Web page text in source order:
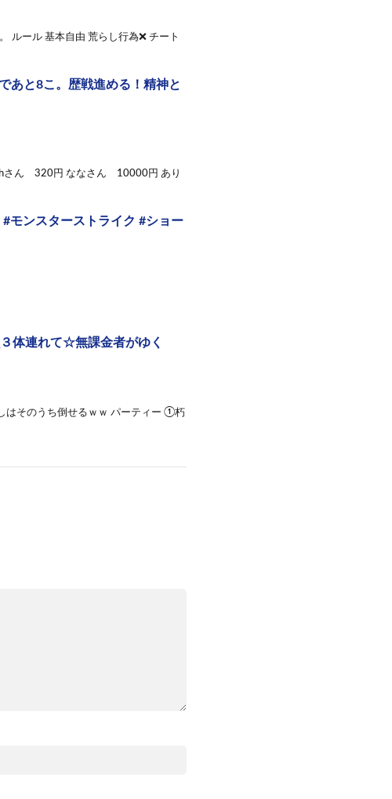
ルール 基本自由 荒らし行為❌ チート
あと8こ。歴戦進める！精神と
さん 320円 ななさん 10000円 あり
モンスターストライク #ショー
体連れて☆無課金者がゆく
はそのうち倒せるｗｗ パーティー ①朽